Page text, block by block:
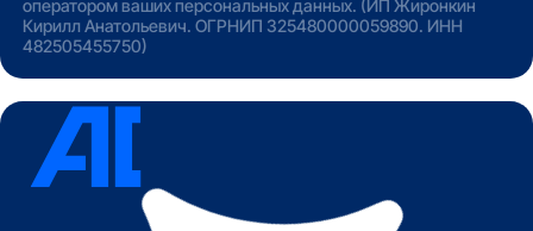
оператором ваших персональных данных. (ИП Жиронкин
Кирилл Анатольевич. ОГРНИП 325480000059890. ИНН
482505455750)